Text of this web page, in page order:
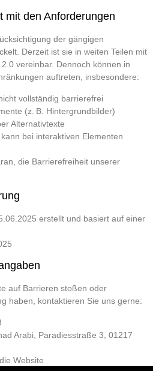
mit den Anforderungen
der gängigen
Derzeit ist sie in weiten Teilen mit
vereinbar. Dennoch können in
auftreten, insbesondere:
vollständig barrierefrei
(z. B. Hintergrundbilder)
Alternativtexte
bei interaktiven Elementen
die Barrierefreiheit unserer
erstellt und basiert auf einer
auf Barrieren stoßen oder
haben, kontaktieren Sie uns gerne:
Arabi, Paradiesstraße 3, 01217
Website